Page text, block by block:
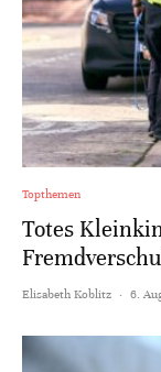
Topthemen
Totes
Elisabeth Koblitz · 6.